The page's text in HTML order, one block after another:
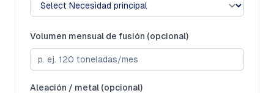
Volumen mensual de fusión (opcional)
Aleación / metal (opcional)